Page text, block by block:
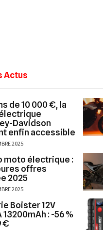
Actus
de 10 000 €, la
Davidson
enfin accessible
2025
moto électrique :
offres
2025
2025
Boister 12V
13200mAh : -56 %
€